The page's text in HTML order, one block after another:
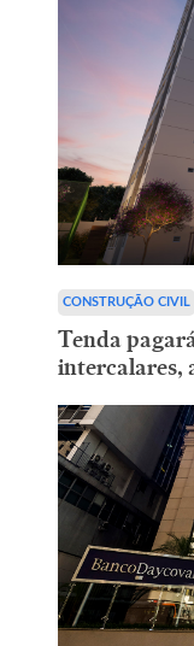
CONSTRUÇÃO CIVIL
Tenda
intercalares,